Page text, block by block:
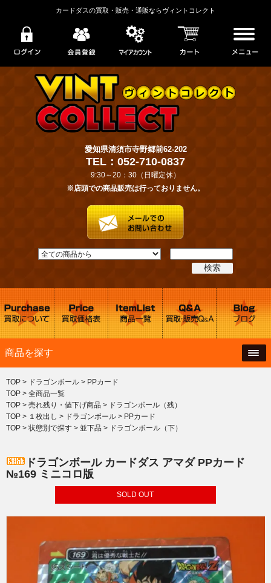
カードダスの買取・販売・通販ならヴィントコレクト
愛知県清須市寺野郷前62-202
TEL：052-710-0837
9:30～20：30（日曜定休）
※店頭での商品販売は行っておりません。
商品を探す
TOP > ドラゴンボール > PPカード
TOP > 全商品一覧
TOP > 売れ残り・値下げ商品 > ドラゴンボール（残）
TOP > １枚出し > ドラゴンボール > PPカード
TOP > 状態別で探す > 並下品 > ドラゴンボール（下）
ドラゴンボール カードダス アマダ PPカード
№169 ミニコロ版
SOLD OUT